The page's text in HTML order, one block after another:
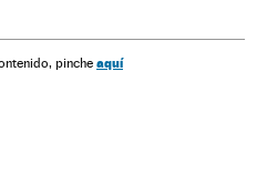
Força segurança
pinche aquí